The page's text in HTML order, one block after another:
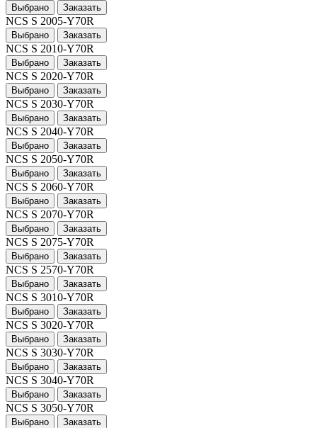
Выбрано Заказать
NCS S 2005-Y70R
Выбрано Заказать
NCS S 2010-Y70R
Выбрано Заказать
NCS S 2020-Y70R
Выбрано Заказать
NCS S 2030-Y70R
Выбрано Заказать
NCS S 2040-Y70R
Выбрано Заказать
NCS S 2050-Y70R
Выбрано Заказать
NCS S 2060-Y70R
Выбрано Заказать
NCS S 2070-Y70R
Выбрано Заказать
NCS S 2075-Y70R
Выбрано Заказать
NCS S 2570-Y70R
Выбрано Заказать
NCS S 3010-Y70R
Выбрано Заказать
NCS S 3020-Y70R
Выбрано Заказать
NCS S 3030-Y70R
Выбрано Заказать
NCS S 3040-Y70R
Выбрано Заказать
NCS S 3050-Y70R
Выбрано Заказать